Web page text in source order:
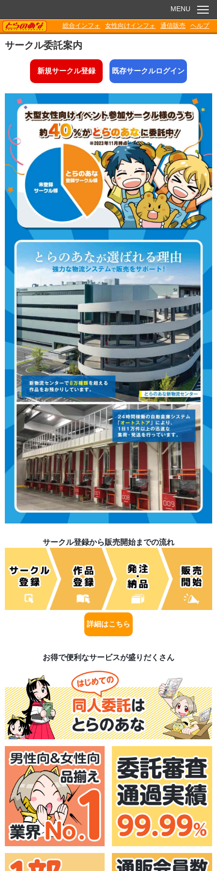
お知らせ
電子書籍
Q&A
各種ダウンロード
MENU
TORANOANA
総合インフォ 女性向けインフォ 通信販売 ヘルプ
サークル委託案内
新規サークル登録 既存サークルログイン
サークル登録から販売開始までの流れ
詳細はこちら
お得で便利なサービスが盛りだくさん